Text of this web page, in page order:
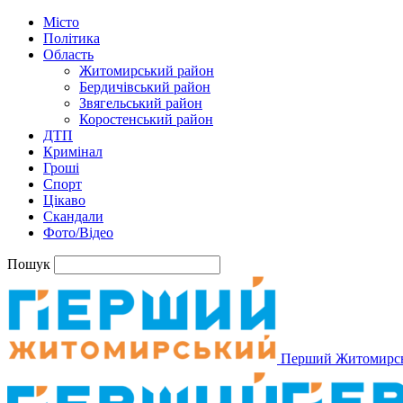
Місто
Політика
Область
Житомирський район
Бердичівський район
Звягельський район
Коростенський район
ДТП
Кримінал
Гроші
Спорт
Цікаво
Скандали
Фото/Відео
Пошук
Перший